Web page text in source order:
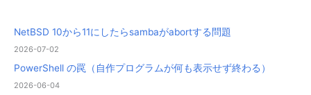
NetBSD 10から11にしたらsambaがabortする問題
2026-07-02
PowerShell の罠（自作プログラムが何も表示せず終わる）
2026-06-04